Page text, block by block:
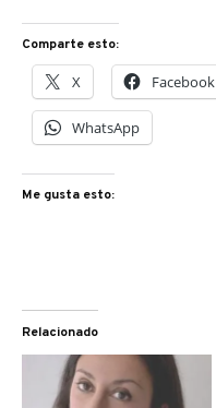
Comparte esto:
X Facebook
WhatsApp
Me gusta esto:
Relacionado